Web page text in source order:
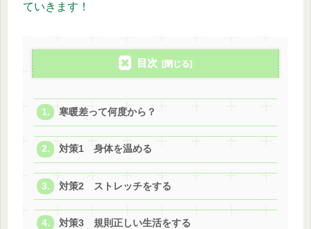
ていきます！
目次
寒暖差って何度から？
対策1 身体を温める
対策2 ストレッチをする
対策3 規則正しい生活をする